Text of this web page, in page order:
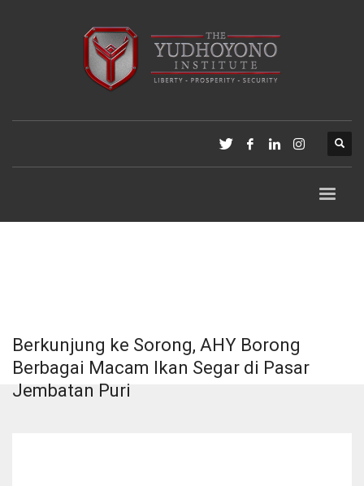
Berkunjung ke Sorong, AHY Borong
Berbagai Macam Ikan Segar di Pasar
Jembatan Puri